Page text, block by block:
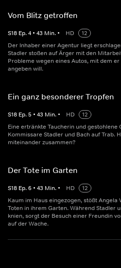
Vom Blitz getroffen
S18 Ep.4 • 43 Min. • HD
12
Der Inhaber einer Agentur liegt
Stadler stoßen auf Ärger mit den
Probleme wegen eines Autos, mit dem
angeben will.
Ein ganz besonderer Tropfen
S18 Ep.5 • 43 Min. • HD
12
Eine ertränkte Taucherin und gestohlene
Kommissare Stadler und Bach auf Trab.
miteinander zusammen?
Der Tote im Garten
S18 Ep.6 • 43 Min. • HD
12
Kaum im Haus eingezogen, stößt Angela
Toten in ihrem Garten. Während Stadler
knien, sorgt der Besuch einer Freundin
auf der Wache.